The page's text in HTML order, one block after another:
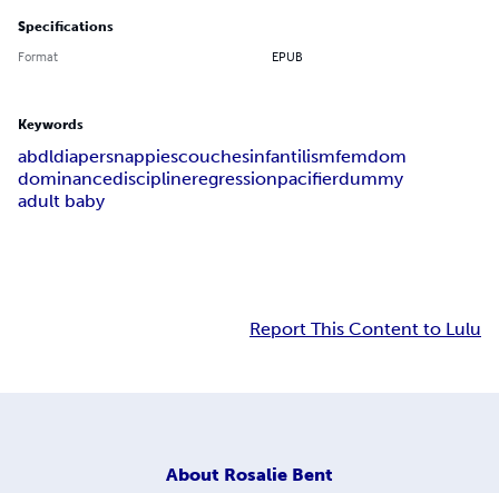
Specifications
Format EPUB
Keywords
abdldiapersnappiescouchesinfantilismfemdom
dominancedisciplineregressionpacifierdummy
adult baby
Report This Content to Lulu
About Rosalie Bent